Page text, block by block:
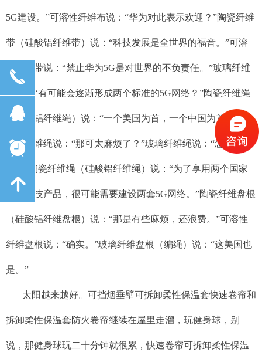
5G建设。”可溶性纤维布说：“华为对此表示欢迎？”陶瓷纤维
带（硅酸铝纤维带）说：“科技发展是全世界的福音。”可溶
性纤维带说：“禁止华为5G是对世界的不负责任。”玻璃纤维
带说：“有可能会逐渐形成两个标准的5G网络？”陶瓷纤维绳
（硅酸铝纤维绳）说：“一个美国为首，一个中国为首。”可
溶性纤维绳说：“那可太麻烦了？”玻璃纤维绳说：“怎么麻
烦？”陶瓷纤维绳（硅酸铝纤维绳）说：“为了享用两个国家
的高科技产品，很可能需要建设两套5G网络。”陶瓷纤维盘根
（硅酸铝纤维盘根）说：“那是有些麻烦，还浪费。”可溶性
纤维盘根说：“确实。”玻璃纤维盘根（编绳）说：“这美国也
是。”
太阳越来越好。可挡烟垂壁可拆卸柔性保温套快速卷帘和
拆卸柔性保温套防火卷帘继续在屋里走溜，玩健身球，别
说，那健身球玩二十分钟就很累，快速卷帘可拆卸柔性保温
끅
뀩
뀥
녕